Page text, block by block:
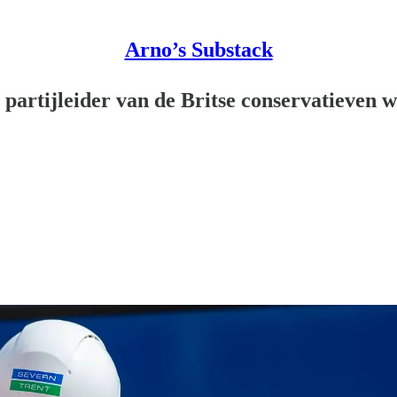
Arno’s Substack
partijleider van de Britse conservatieven